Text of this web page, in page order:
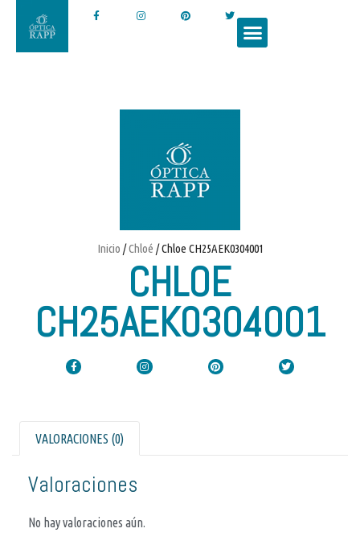
Inicio /Chloé / Chloe CH25AEK0304001
CHLOE
CH25AEK0304001
VALORACIONES (0)
Valoraciones
No hay valoraciones aún.